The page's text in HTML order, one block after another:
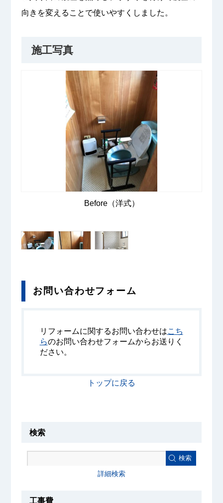
向きを変えることで使いやすくしました。
施工写真
Before（洋式）
お問い合わせフォーム
リフォームに関するお問い合わせはこち
らのお問い合わせフォームからお送りく
ださい。
トップに戻る
検索
検索
詳細検索
工事費